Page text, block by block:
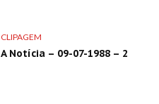
CLIPAGEM
A Notícia – 09-07-1988 – 2